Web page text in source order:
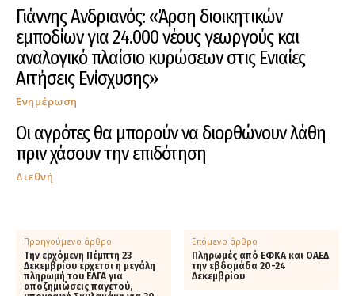
Γιάννης Ανδριανός: «Άρση διοικητικών
εμποδίων για 24.000 νέους γεωργούς και
αναλογικό πλαίσιο κυρώσεων στις Ενιαίες
Αιτήσεις Ενίσχυσης»
Ενημέρωση
Οι αγρότες θα μπορούν να διορθώνουν λάθη
πριν χάσουν την επιδότηση
Διεθνή
Προηγούμενο άρθρο
Την ερχόμενη Πέμπτη 23
Δεκεμβρίου έρχεται η μεγάλη
πληρωμή του ΕΛΓΑ για
αποζημιώσεις παγετού,
Επόμενο άρθρο
Πληρωμές από ΕΦΚΑ και ΟΑΕΔ
την εβδομάδα 20-24
Δεκεμβρίου